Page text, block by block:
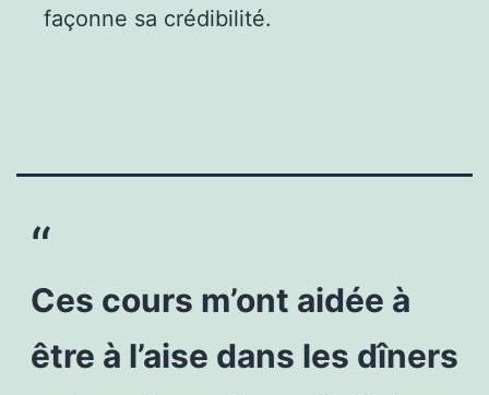
façonne sa crédibilité.
Ces cours m’ont aidée à
être à l’aise dans les dîners